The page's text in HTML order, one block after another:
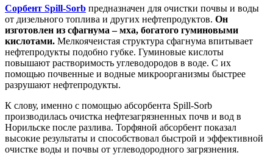
Сорбент Spill-Sorb предназначен для очистки почвы и воды
от дизельного топлива и других нефтепродуктов. Он
изготовлен из сфагнума – мха, богатого гуминовыми
кислотами. Мелкоячеистая структура сфагнума впитывает
нефтепродукты подобно губке. Гуминовые кислоты
повышают растворимость углеводородов в воде. С их
помощью почвенные и водные микроорганизмы быстрее
разрушают нефтепродукты.
К слову, именно с помощью абсорбента Spill-Sorb
производилась очистка нефтезагрязненных почв и вод в
Норильске после разлива. Торфяной абсорбент показал
высокие результаты и способствовал быстрой и эффективной
очистке воды и почвы от углеводородного загрязнения.